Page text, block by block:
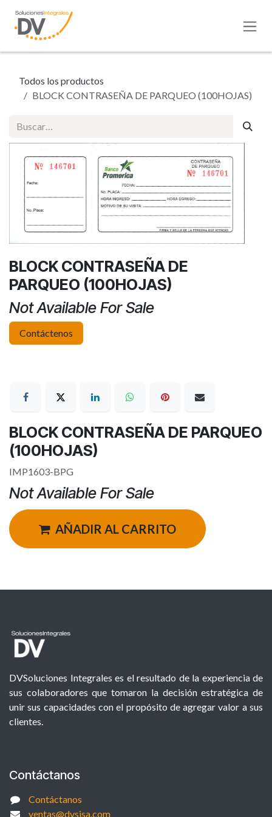
Todos los productos
BLOCK CONTRASEÑA DE PARQUEO (100HOJAS)
BLOCK CONTRASEÑA DE
PARQUEO (100HOJAS)
Not Available For Sale
Contáctenos
BLOCK CONTRASEÑA DE PARQUEO
(100HOJAS)
IMP1603-BPG
Not Available For Sale
AÑADIR AL CARRITO
DVSoluciones Integrales es el resultado de la experiencia de
sus colaboradores que tomaron la decisión estratégica de
unir sus capacidades con el propósito de agregar valor a sus
clientes.
Contáctanos
Contáctanos
ventas@dvsisa.com